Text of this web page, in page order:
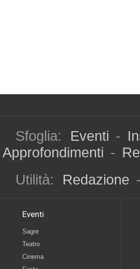
Sfoglia: Eventi -
Approfondimenti -
Utilità:
Redazione -
Eventi
Sagre
Teatro
Cinema